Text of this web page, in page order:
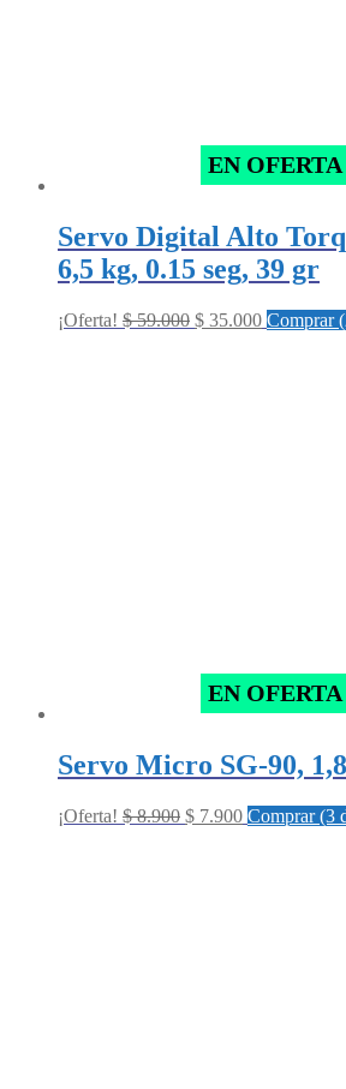
EN OFERTA
Servo Digital Alto
6,5 kg, 0.15 seg, 39 gr
¡Oferta! $59.000 Original
$ 35.000Current
Comprar
EN OFERTA
Servo Micro SG-90,
¡Oferta! $8.900 Original
$ 7.900Current
Comprar (3